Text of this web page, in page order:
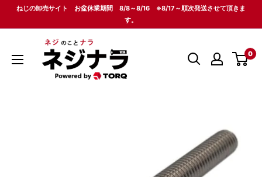
ねじの卸売サイト お盆休業期間 8/8～8/16 ※8/17～順次発送させて頂きま
す。
0